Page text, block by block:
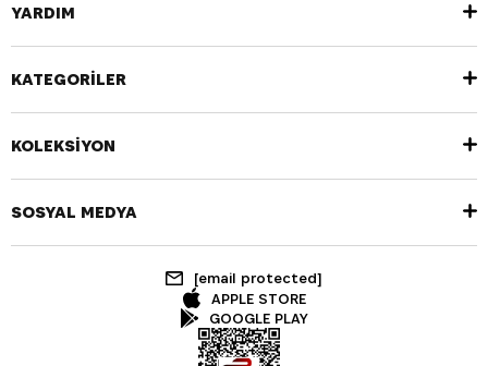
YARDIM
KATEGORİLER
KOLEKSİYON
SOSYAL MEDYA
[email protected]
APPLE STORE
GOOGLE PLAY